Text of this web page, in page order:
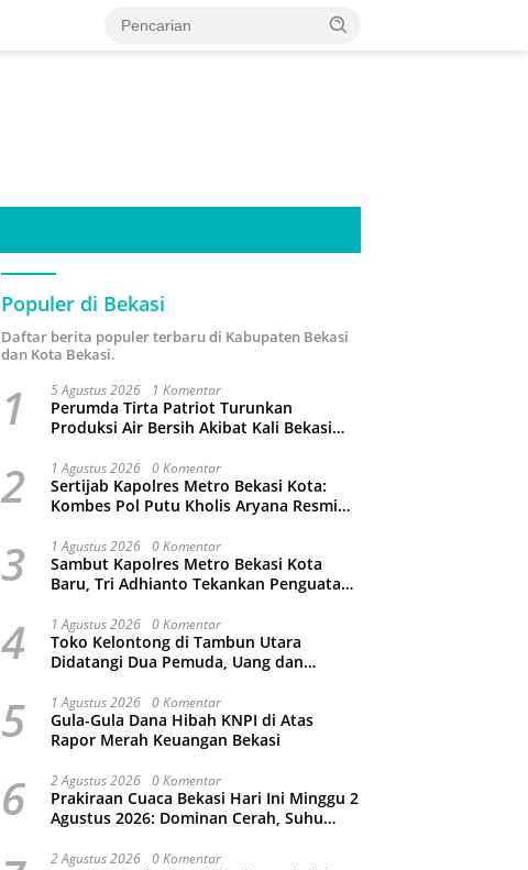
Populer di Bekasi
Daftar berita populer terbaru di Kabupaten Bekasi
dan Kota Bekasi.
1 5 Agustus 2026 1 Komentar
Perumda Tirta Patriot Turunkan
Produksi Air Bersih Akibat Kali Bekasi
2 1 Agustus 2026 0 Komentar
Sertijab Kapolres Metro Bekasi Kota:
Kombes Pol Putu Kholis Aryana Resmi
Bintoro
3 1 Agustus 2026 0 Komentar
Sambut Kapolres Metro Bekasi Kota
Baru, Tri Adhianto Tekankan Penguatan
4 1 Agustus 2026 0 Komentar
Toko Kelontong di Tambun Utara
Didatangi Dua Pemuda, Uang dan
5 1 Agustus 2026 0 Komentar
Gula-Gula Dana Hibah KNPI di Atas
Rapor Merah Keuangan Bekasi
6 2 Agustus 2026 0 Komentar
Prakiraan Cuaca Bekasi Hari Ini Minggu 2
Agustus 2026: Dominan Cerah, Suhu
2 Agustus 2026 0 Komentar